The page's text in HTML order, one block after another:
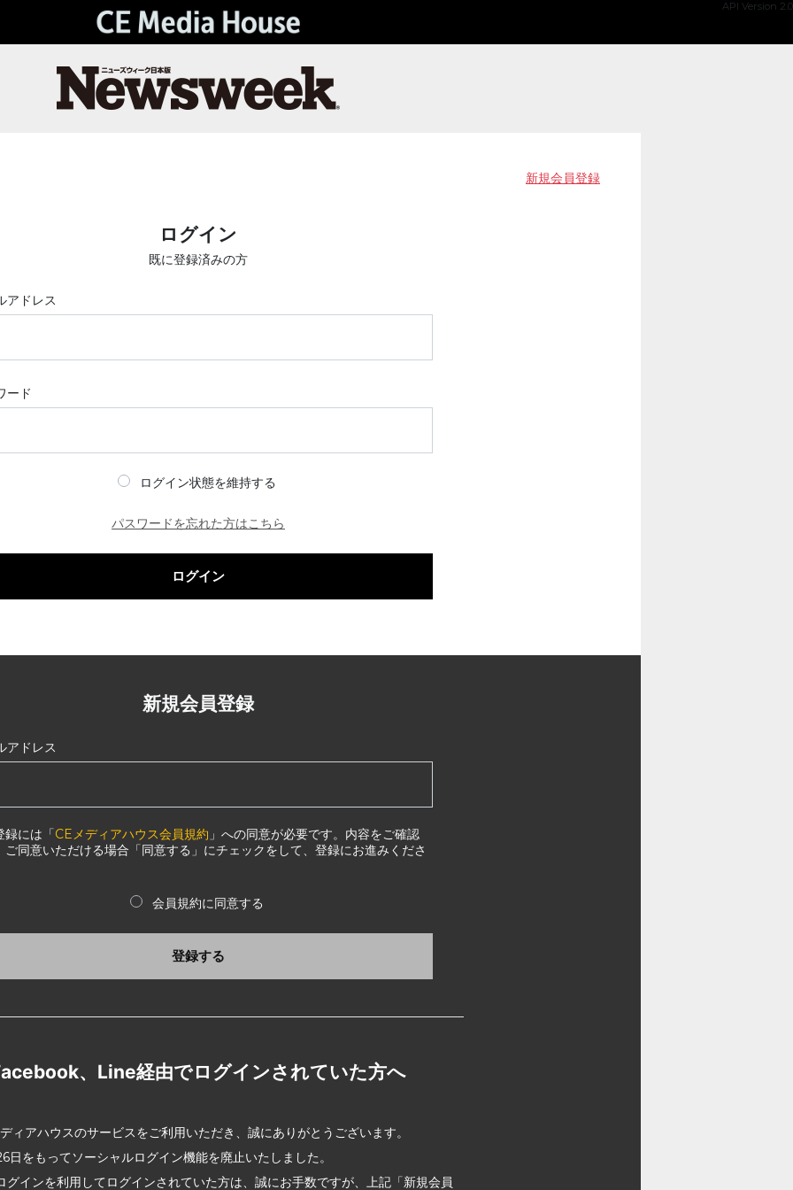
API Version 2.0
新規会員登録
ログイン
既に登録済みの方
アドレス
ード
ログイン状態を維持する
パスワードを忘れた方はこちら
ログイン
新規会員登録
アドレス
録には「CEメディアハウス会員規約 」への同意が必要です。内容をご確認
ご同意いただける場合「同意する」にチェックをして、登録にお進みくださ
会員規約に同意する
登録する
、Line経由でログインされていた方へ
ィアハウスのサービスをご利用いただき、誠にありがとうございます。
日をもってソーシャルログイン機能を廃止いたしました。
グインを利用してログインされていた方は、誠にお手数ですが、上記「新規会員